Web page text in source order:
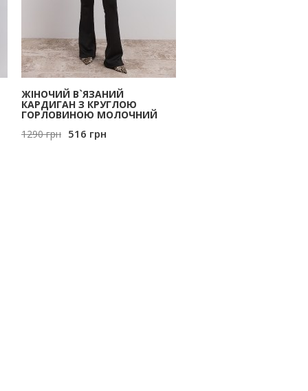
ЖІНОЧИЙ В`ЯЗАНИЙ
КАРДИГАН З КРУГЛОЮ
ГОРЛОВИНОЮ МОЛОЧНИЙ
1290 грн 516 грн